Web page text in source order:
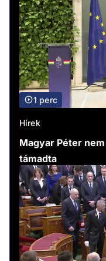
1 perc
Hírek
Magyar Péter
támadta